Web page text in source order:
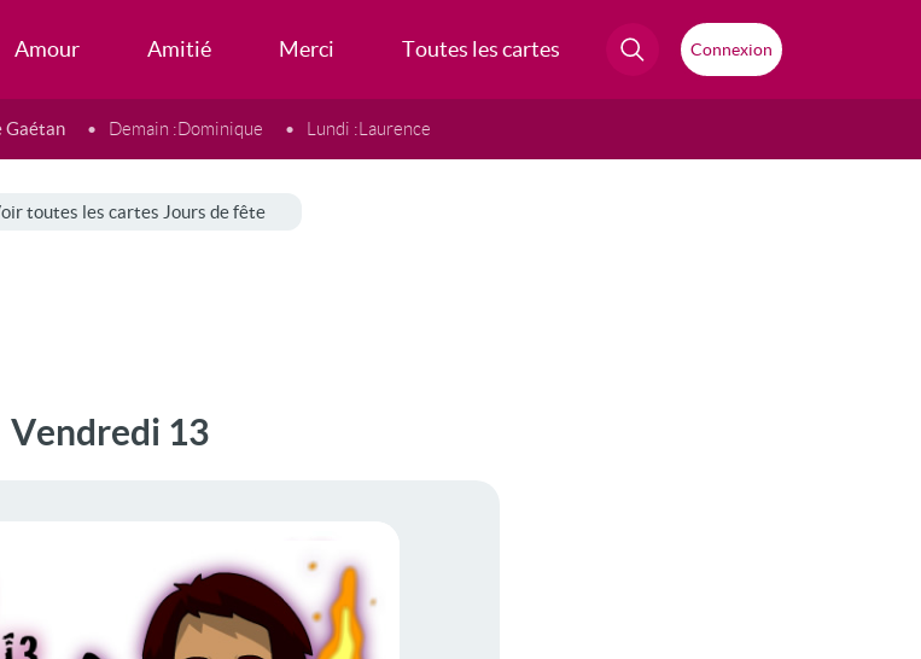
Amour Amitié Merci Toutes les cartes Connexion
Gaétan Demain :Dominique Lundi :Laurence
toutes les cartes Jours de fête
Vendredi 13